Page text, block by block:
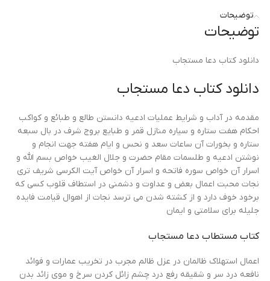
توضیحات
توضیحات
دانلود کتاب دعا مستجاب
دانلود کتاب دعا مستجاب
مقدمه در آداب و شرایط عملیات ادعیه دانستن طالع و طبائع و کواکب
احکام هفت ستاره و سیاره منازل قمر و طبایع بروج شرف در بال سبعه
ستاره و بخورات آن ساعات سعد و نحس و ایام هفته جهت انجام و
نوشتن ادعیه و طلسمات مقام حضرت و جلال الغیب خواص بسم الله و
اسرار آن خواص سوره فاتحه و اسرار آن خواص آیت الکرسی شریف تری
نجات محبت اعمال بعض و عداوت و دشمنی در استطاف قلوب کسی که
برخود خوف دارد و از کشته شدن می ترسد نجات از اهوال قیامت فایده
جلیله برای سلامتی و ایمان
کتاب مستطاب دعا مستجاب
اعمال استهلاک ظالمان در عزل ظالم مجرب در تخریب عمارات و فوائد
نافعه درد سر و شقیقه رفع درد چشم زائل کردن سرخ و موی زائد بدن